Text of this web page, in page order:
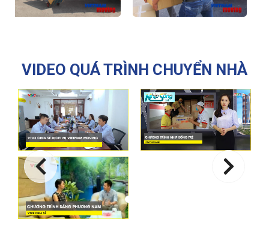
VIDEO QUÁ TRÌNH CHUYỂN NHÀ